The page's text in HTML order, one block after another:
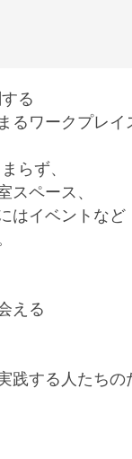
る
ワークプレイ
らず、
ペース、
はイベントなど
える
践する人たちの